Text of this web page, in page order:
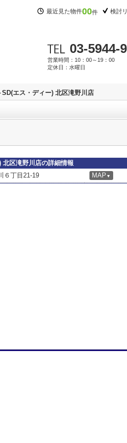
最近見た物件00件 検討
03-5944-
営業時間：10：00～19：00
定休日：水曜日
SD(エス・ディー) 北区滝野川店
北区滝野川店の詳細情報
６丁目21-19 MAP ▼